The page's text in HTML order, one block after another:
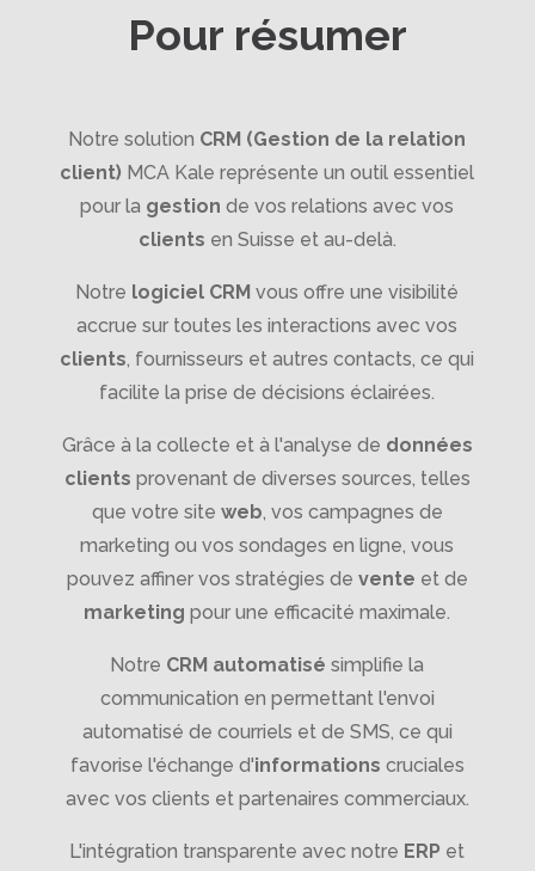
Pour résumer
Notre solution CRM (Gestion de la relation
client) MCA Kale représente un outil essentiel
pour la gestion de vos relations avec vos
clients en Suisse et au-delà.
Notre logiciel CRM vous offre une visibilité
accrue sur toutes les interactions avec vos
clients, fournisseurs et autres contacts, ce qui
facilite la prise de décisions éclairées.
Grâce à la collecte et à l'analyse de données
clients provenant de diverses sources, telles
que votre site web, vos campagnes de
marketing ou vos sondages en ligne, vous
pouvez affiner vos stratégies de vente et de
marketing pour une efficacité maximale.
Notre CRM automatisé simplifie la
communication en permettant l'envoi
automatisé de courriels et de SMS, ce qui
favorise l'échange d'informations cruciales
avec vos clients et partenaires commerciaux.
L'intégration transparente avec notre ERP et